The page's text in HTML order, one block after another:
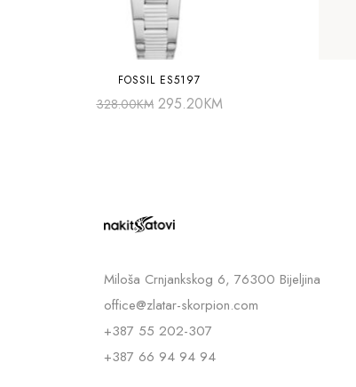
FOSSIL ES5197
328.00KM 295.20KM
Miloša Crnjankskog 6, 76300 Bijeljina
office@zlatar-skorpion.com
+387 55 202-307
+387 66 94 94 94